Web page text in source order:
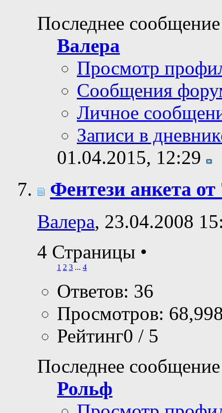
Последнее
Валера
Просмотр
Сообщения
Личное
Записи в
01.04.2015, 12:29
Фентези анкета
Валера, 23.04.2008
4 Страницы •
1 2 3 ... 4
Ответов: 36
Просмотров:
Рейтинг0 / 5
Последнее
Рольф